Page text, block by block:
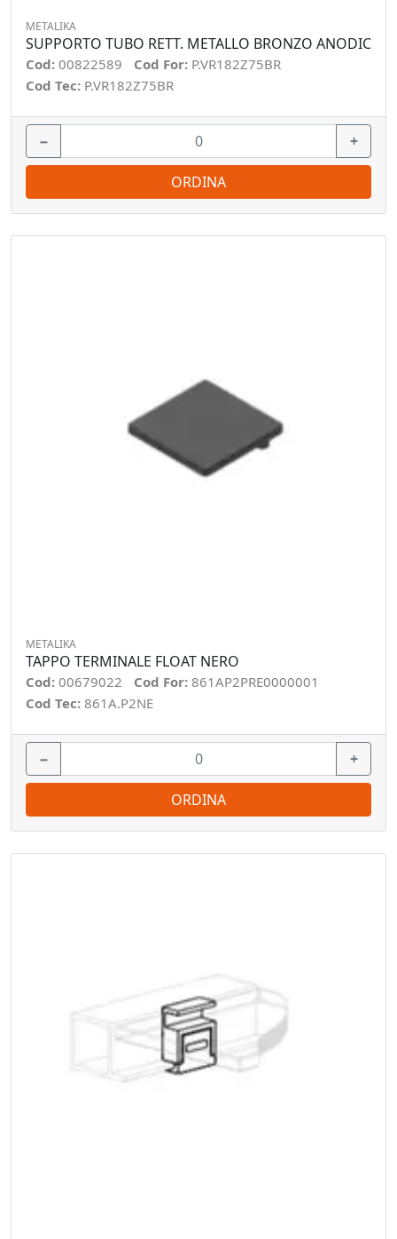
METALIKA
SUPPORTO TUBO RETT. METALLO BRONZO ANODIC
Cod: 00822589 Cod For: P.VR182Z75BR
Cod Tec: P.VR182Z75BR
− +
ORDINA
METALIKA
TAPPO TERMINALE FLOAT NERO
Cod: 00679022 Cod For: 861AP2PRE0000001
Cod Tec: 861A.P2NE
− +
ORDINA